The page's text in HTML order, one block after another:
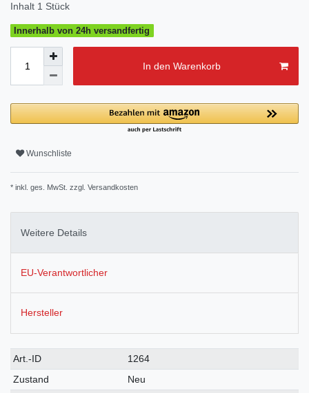
Inhalt 1 Stück
Innerhalb von 24h versandfertig
In den Warenkorb
Wunschliste
* inkl. ges. MwSt. zzgl. Versandkosten
Weitere Details
EU-Verantwortlicher
Hersteller
Technisches
Merkmal
Wert
Art.-ID
1264
Zustand
Neu